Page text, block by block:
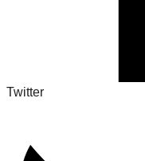
Twitter